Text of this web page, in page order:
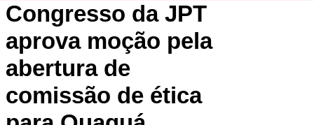
Congresso da JPT
aprova moção pela
abertura de
comissão de ética